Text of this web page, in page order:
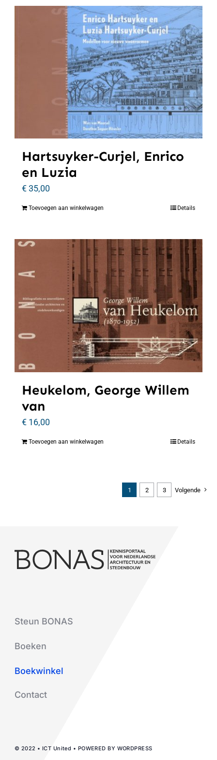
Hartsuyker-Curjel, Enrico
en Luzia
€35,00
Toevoegen aan winkelwagen Details
Heukelom, George Willem
van
€ 16,00
Toevoegen aan winkelwagen Details
1 2 3 Volgende
Steun BONAS
Boeken
Boekwinkel
Contact
© 2022 • ICT United • POWERED BY WORDPRESS